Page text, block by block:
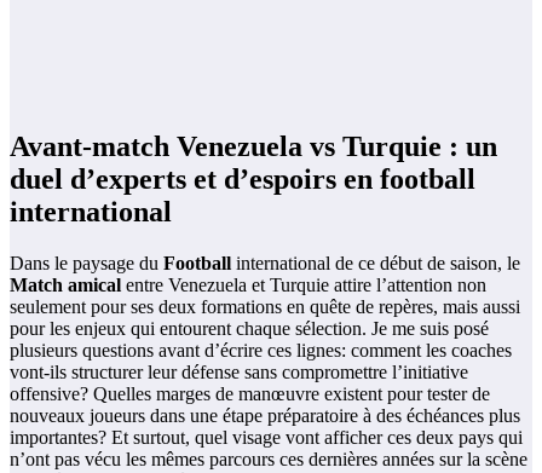
Avant-match Venezuela vs Turquie : un
duel d’experts et d’espoirs en football
international
Dans le paysage du Football international de ce début de saison, le
Match amical entre Venezuela et Turquie attire l’attention non
seulement pour ses deux formations en quête de repères, mais aussi
pour les enjeux qui entourent chaque sélection. Je me suis posé
plusieurs questions avant d’écrire ces lignes: comment les coaches
vont-ils structurer leur défense sans compromettre l’initiative
offensive? Quelles marges de manœuvre existent pour tester de
nouveaux joueurs dans une étape préparatoire à des échéances plus
importantes? Et surtout, quel visage vont afficher ces deux pays qui
n’ont pas vécu les mêmes parcours ces dernières années sur la scène